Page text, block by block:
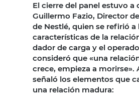
El cierre del panel estuvo a
Guillermo Fazio, Director
de Nestlé, quien se refirió a
características de la
dador de carga y el
consideró que «una
crece, empieza a morirse».
señaló los elementos que
una relación madura: